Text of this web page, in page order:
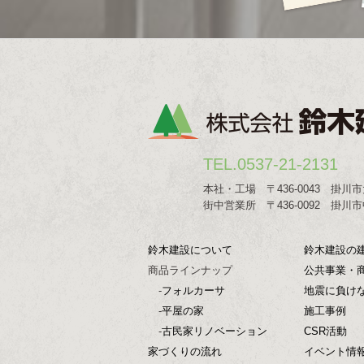
TEL.0537-21-2131
本社・工場 〒436-0043 掛川市
街中営業所 〒436-0092 掛川市
鈴木建設について
商品ラインナップ
-フォルカーサ
-平屋の家
-古民家リノベーション
家づくりの流れ
鈴木建設の
公共事業・
地震に負け
施工事例
CSR活動
イベント情